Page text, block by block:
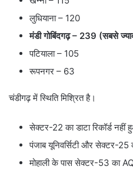
लुधियाना – 120
मंडी गोबिंदगढ़ – 239 (सबसे
पटियाला – 105
रूपनगर – 63
चंडीगढ़ में स्थिति मिश्रित है।
सेक्टर-22 का डाटा रिकॉर्ड नहीं
पंजाब यूनिवर्सिटी और सेक्टर-25
मोहाली के पास सेक्टर-53 का